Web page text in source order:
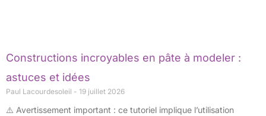
Constructions incroyables en pâte à modeler :
astuces et idées
Paul Lacourdesoleil 19 juillet 2026
⚠️ Avertissement important : ce tutoriel implique l’utilisation